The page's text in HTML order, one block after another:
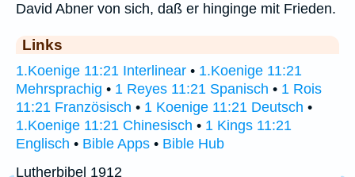
David Abner von sich, daß er hinginge mit Frieden.
Links
1.Koenige 11:21 Interlinear • 1.Koenige 11:21
Mehrsprachig • 1 Reyes 11:21 Spanisch • 1 Rois
11:21 Französisch • 1 Koenige 11:21 Deutsch •
1.Koenige 11:21 Chinesisch • 1 Kings 11:21
Englisch • Bible Apps • Bible Hub
Lutherbibel 1912